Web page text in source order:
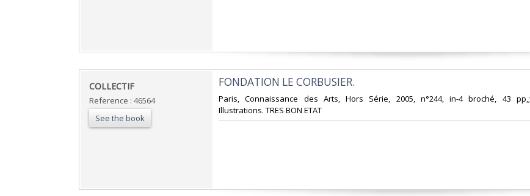
‎COLLECTIF‎
Reference : 46564
See the book
‎FONDATION LE CORBUSIER.‎
‎Paris, Connaissance des Arts, Hors Série, 2005, n°244, in-4 broché, 43 pp,;
Illustrations. TRES BON ETAT‎